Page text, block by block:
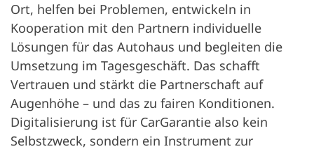
Ort, helfen bei Problemen, entwickeln in
Kooperation mit den Partnern individuelle
Lösungen für das Autohaus und begleiten die
Umsetzung im Tagesgeschäft. Das schafft
Vertrauen und stärkt die Partnerschaft auf
Augenhöhe – und das zu fairen Konditionen.
Digitalisierung ist für CarGarantie also kein
Selbstzweck, sondern ein Instrument zur